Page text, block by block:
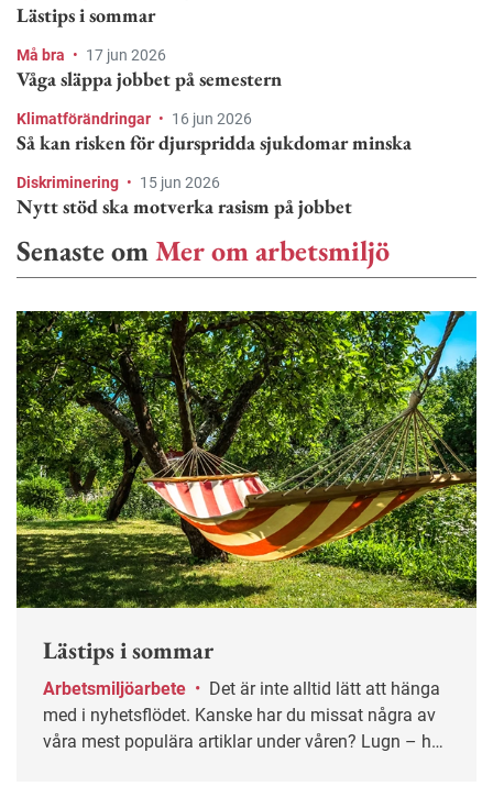
Lästips i sommar
Må bra • 17 jun 2026
Våga släppa jobbet på semestern
Klimatförändringar • 16 jun 2026
Så kan risken för djurspridda sjukdomar minska
Diskriminering • 15 jun 2026
Nytt stöd ska motverka rasism på jobbet
Senaste omMer om arbetsmiljö
Lästips i sommar
Arbetsmiljöarbete •
med i nyhetsflödet. Kanske har du missat några av
våra mest populära artiklar under våren? Lugn – här